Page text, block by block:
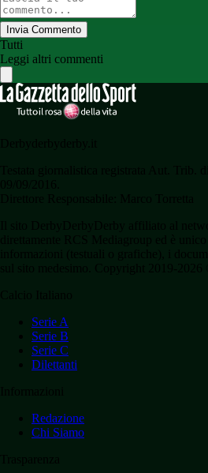
Invia Commento
Tutti
Leggi altri commenti
Serie A
Serie B
Serie C
Dilettanti
Redazione
Chi Siamo